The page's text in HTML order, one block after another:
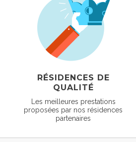
RÉSIDENCES DE
QUALITÉ
Les meilleures prestations
proposées par nos résidences
partenaires